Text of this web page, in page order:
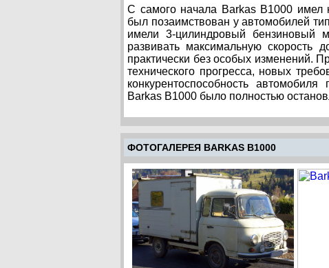
С самого начала Barkas B1000 имел
был позаимствован у автомобилей
имели 3-цилиндровый бензиновый
развивать максимальную скорость
практически без особых изменений.
технического прогресса, новых
конкурентоспособность
Barkas B1000 было полностью
ФОТОГАЛЕРЕЯ BARKAS B1000